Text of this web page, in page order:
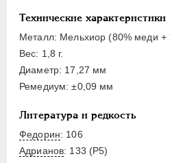
Технические характеристики
Металл: Мельхиор (80% меди +
Вес: 1,8 г.
Диаметр: 17,27 мм
Ремедиум: ±0,09 мм
Литература и редкость
Федорин: 106
Адрианов: 133 (Р5)
10 РУБЛЕЙ
ЧЕРВОНЕЦ